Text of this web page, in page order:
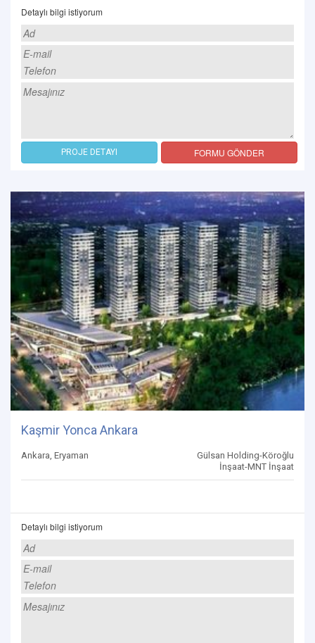
Detaylı bilgi istiyorum
PROJE DETAYI FORMU GÖNDER
Kaşmir Yonca Ankara
Ankara, Eryaman
Gülsan Holding-Köroğlu
İnşaat-MNT İnşaat
Detaylı bilgi istiyorum